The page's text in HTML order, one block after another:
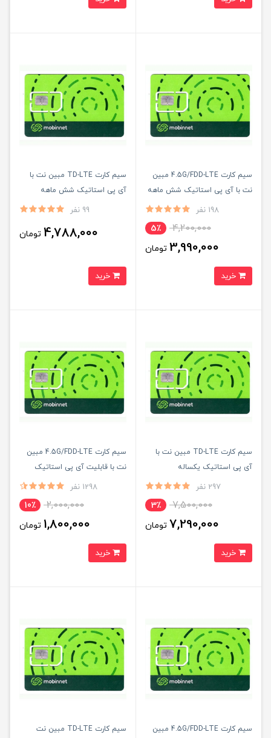
سیم کارت 4.5G/FDD-LTE مبین
نت با آی پی استاتیک شش ماهه
(مخصوص مودم)
198 نفر
4,200,000 5٪
3,990,000 تومان
سیم کارت TD-LTE مبین نت با
آی پی استاتیک شش ماهه
(مخصوص مودم )
99 نفر
4,788,000 تومان
سیم کارت TD-LTE مبین نت با
آی پی استاتیک یکساله
(مخصوص مودم )
297 نفر
7,500,000 3٪
7,290,000 تومان
سیم کارت 4.5G/FDD-LTE مبین
نت با قابلیت آی پی استاتیک
(مخصوص مودم)
1298 نفر
2,000,000 10٪
1,800,000 تومان
سیم کارت 4.5G/FDD-LTE مبین
سیم کارت TD-LTE مبین نت